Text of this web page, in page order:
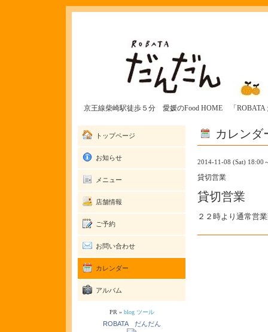
京王線柴崎駅徒歩５分 愛媛のFood HOME 「ROBATA
カレンダ
2014-11-08 (Sat) 18:00
貸切営業
貸切営業
２２時より通常営
トップページ
お知らせ
メニュー
店舗情報
ご予約
お問い合わせ
カレンダー
アルバム
PR » blog ツール
ROBATA だんだん